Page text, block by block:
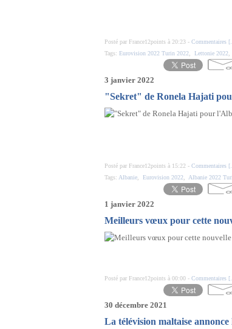
Posté par France12points à 20:23 - Commentaires [
Tags: Eurovision 2022 Turin 2022 Lettonie 2022
3 janvier 2022
"Sekret" de Ronela Hajati
Posté par France12points à 15:22 - Commentaires [
Tags: Albanie Eurovision 2022 Albanie 2022
1 janvier 2022
Meilleurs vœux pour cette
Posté par France12points à 00:00 - Commentaires [
30 décembre 2021
La télévision maltaise